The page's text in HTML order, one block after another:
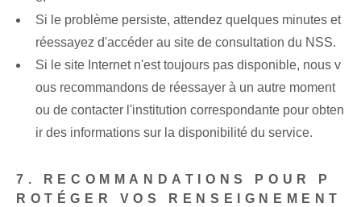
Si le problème persiste, attendez quelques minutes et
réessayez d'accéder au site de consultation du NSS.
Si le site Internet n'est toujours pas disponible, nous v
ous recommandons de réessayer à un autre moment
ou de contacter l'institution correspondante pour obten
ir des informations sur la disponibilité du service.
7. RECOMMANDATIONS POUR P
ROTÉGER VOS RENSEIGNEMENT